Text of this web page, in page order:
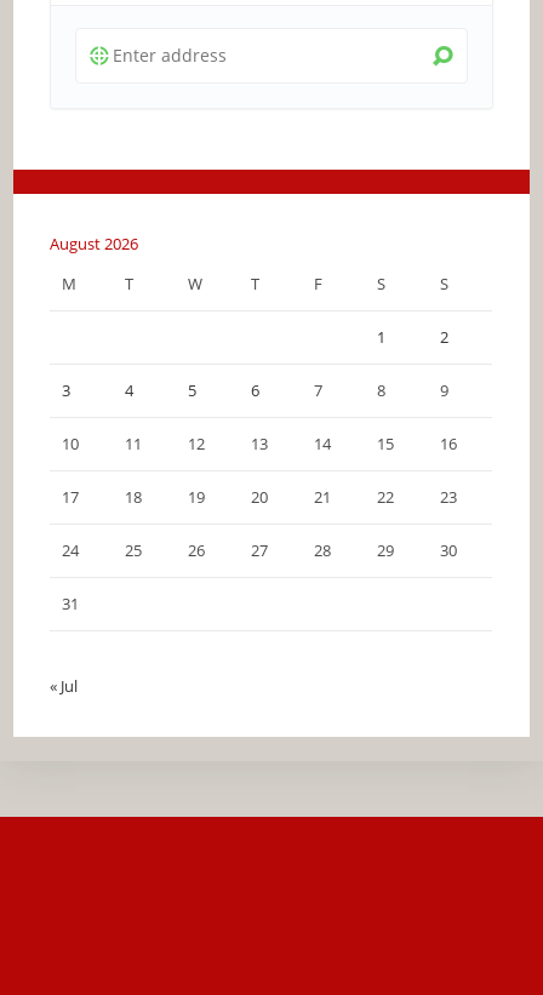
August 2026
M
T W T F S S
1 2
3 4 5 6 7 8 9
10 11 12 13 14 15 16
17 18 19 20 21 22 23
24 25 26 27 28 29 30
31
« Jul